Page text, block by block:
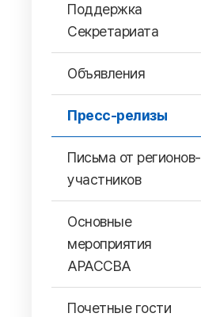
Поддержка
Секретариата
Объявления
Пресс-релизы
Письма от регионов-
участников
Основные
мероприятия
АРАССВА
Почетные гости